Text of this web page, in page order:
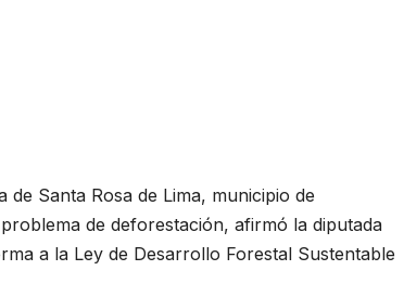
Santa Rosa de Lima, municipio de
de deforestación, afirmó la diputada
a la Ley de Desarrollo Forestal Sustentable